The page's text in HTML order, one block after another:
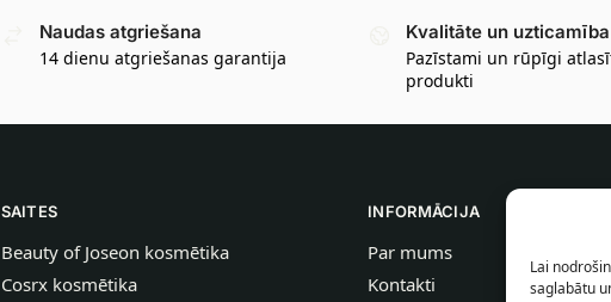
Lai
saglabātu
Naudas atgriešana
14 dienu atgriešanas garantija
Kvalitāte un uzticamība
Pazīstami un rūpīgi
produkti
SAITES
Beauty of Joseon kosmētika
Cosrx kosmētika
INFORMĀCIJA
Par mums
Kontakti